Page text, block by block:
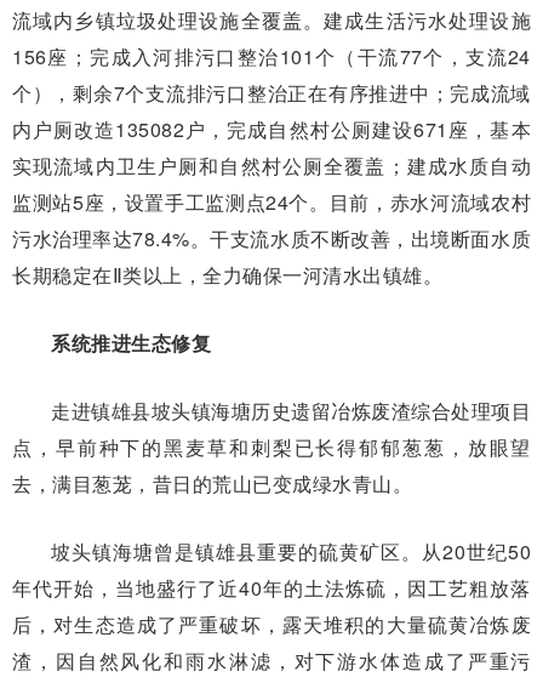
流域内乡镇垃圾处理设施全覆盖。建成生活污水处理设施
156座；完成入河排污口整治101个（干流77个，支流24
个），剩余7个支流排污口整治正在有序推进中；完成流域
内户厕改造135082户，完成自然村公厕建设671座，基本
实现流域内卫生户厕和自然村公厕全覆盖；建成水质自动
监测站5座，设置手工监测点24个。目前，赤水河流域农村
污水治理率达78.4%。干支流水质不断改善，出境断面水质
长期稳定在Ⅱ类以上，全力确保一河清水出镇雄。
系统推进生态修复
走进镇雄县坡头镇海塘历史遗留冶炼废渣综合处理项目
点，早前种下的黑麦草和刺梨已长得郁郁葱葱，放眼望
去，满目葱茏，昔日的荒山已变成绿水青山。
坡头镇海塘曾是镇雄县重要的硫黄矿区。从20世纪50
年代开始，当地盛行了近40年的土法炼硫，因工艺粗放落
后，对生态造成了严重破坏，露天堆积的大量硫黄冶炼废
渣，因自然风化和雨水淋滤，对下游水体造成了严重污